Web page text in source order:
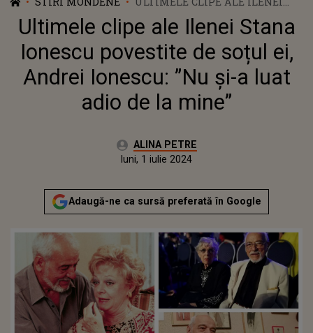
STANA IONESCU POVESTITE DE
SOȚUL EI, ANDREI IONESCU:
”NU ȘI-A LUAT ADIO DE LA
MINE”
Ultimele clipe ale Ilenei Stana
Ionescu povestite de soțul ei,
Andrei Ionescu: ”Nu și-a luat
adio de la mine”
Autor:ALINA PETRE
Publicat:
luni, 1 iulie 2024
Adaugă-ne ca sursă preferată în Google